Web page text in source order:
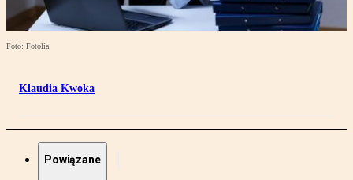
Foto: Fotolia
Klaudia Kwoka
Powiązane